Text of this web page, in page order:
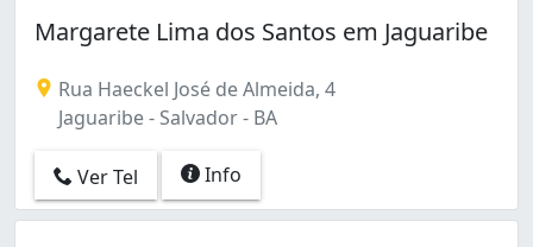
Margarete Lima dos Santos em Jaguaribe
Rua Haeckel José de Almeida, 4
Jaguaribe - Salvador - BA
Ver Tel Info